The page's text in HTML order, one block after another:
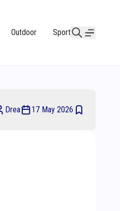
Outdoor Sport
Drea 17 May 2026